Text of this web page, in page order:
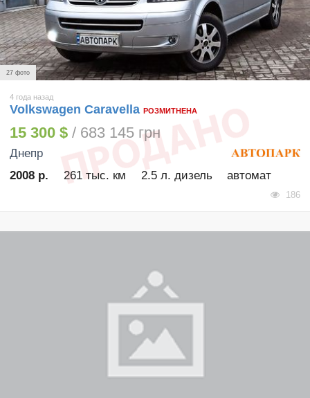
27 фото
4 года назад
Volkswagen Caravella РОЗМИТНЕНА
15 300 $ / 683 145 грн
Днепр
2008 р.
261 тыс. км 2.5 л. дизель автомат
186